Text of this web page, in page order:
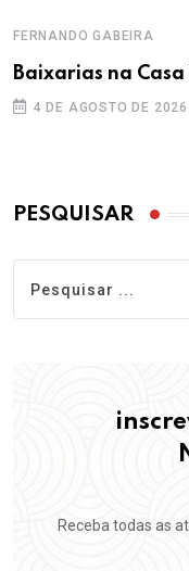
FERNANDO GABEIRA
Baixarias na
4 DE AGOSTO DE 2026
PESQUISAR
Receba todas as